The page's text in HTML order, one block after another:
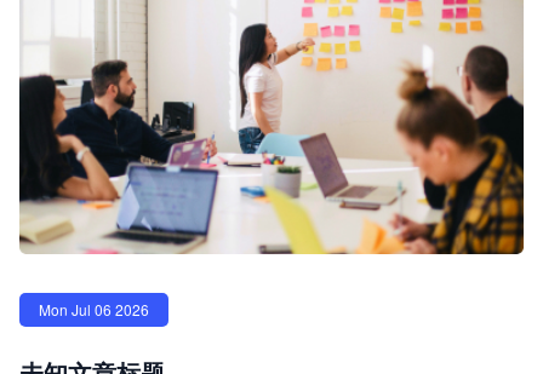
Mon Jul 06 2026